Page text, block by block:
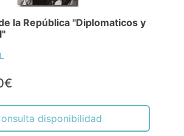
la República "Diplomaticos y
disponibilidad